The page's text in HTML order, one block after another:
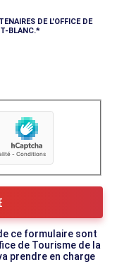
DE L'OFFICE DE
BLANC.
ce formulaire sont
de Tourisme de la
prendre en charge